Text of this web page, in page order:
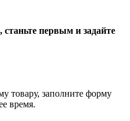
первым и задайте
товару, заполните форму
время.